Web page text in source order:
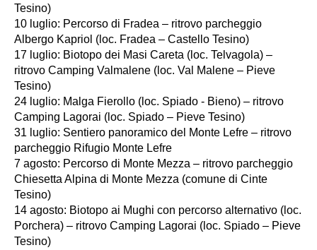
Tesino)
10 luglio: Percorso di Fradea – ritrovo parcheggio
Albergo Kapriol (loc. Fradea – Castello Tesino)
17 luglio: Biotopo dei Masi Careta (loc. Telvagola) –
ritrovo Camping Valmalene (loc. Val Malene – Pieve
Tesino)
24 luglio: Malga Fierollo (loc. Spiado - Bieno) – ritrovo
Camping Lagorai (loc. Spiado – Pieve Tesino)
31 luglio: Sentiero panoramico del Monte Lefre – ritrovo
parcheggio Rifugio Monte Lefre
7 agosto: Percorso di Monte Mezza – ritrovo parcheggio
Chiesetta Alpina di Monte Mezza (comune di Cinte
Tesino)
14 agosto: Biotopo ai Mughi con percorso alternativo (loc.
Porchera) – ritrovo Camping Lagorai (loc. Spiado – Pieve
Tesino)